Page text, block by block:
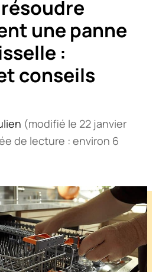
une panne
:
conseils
(modifié le 22 janvier
de lecture : environ 6